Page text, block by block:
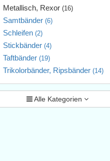
Metallisch, Rexor (16)
Samtbänder (6)
Schleifen (2)
Stickbänder (4)
Taftbänder (19)
Trikolorbänder, Ripsbänder (14)
Alle Kategorien